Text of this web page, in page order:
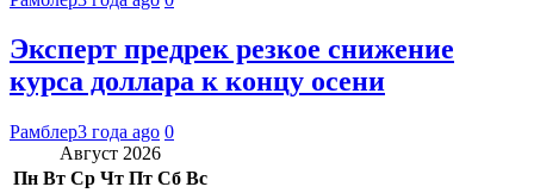
Эксперт предрек резкое снижение
курса доллара к концу осени
Рамблер3 года ago 0
Август 2026
Пн Вт Ср Чт Пт Сб Вс